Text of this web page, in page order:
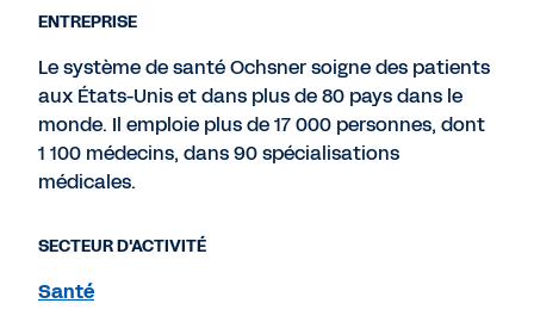
ENTREPRISE
Le système de santé Ochsner soigne des patients
aux États-Unis et dans plus de 80 pays dans le
monde. Il emploie plus de 17 000 personnes, dont
1 100 médecins, dans 90 spécialisations
médicales.
SECTEUR D'ACTIVITÉ
Santé